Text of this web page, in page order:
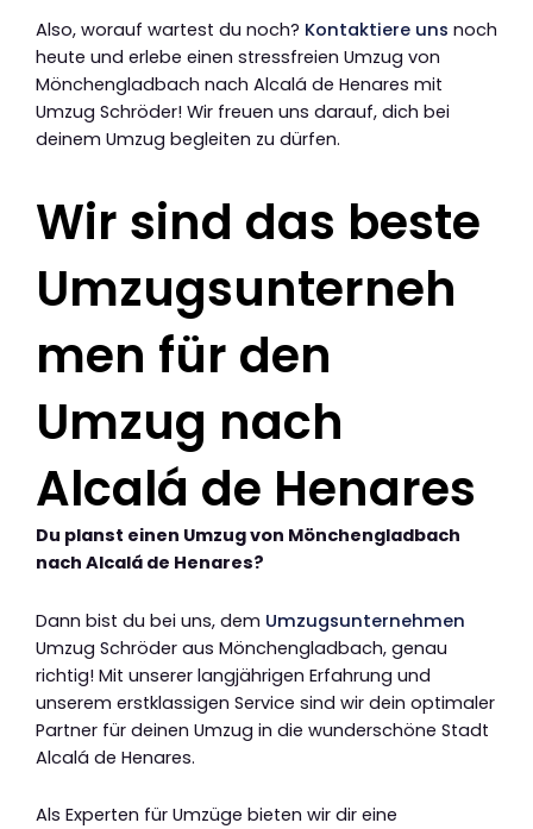
Also, worauf wartest du noch? Kontaktiere uns noch
heute und erlebe einen stressfreien Umzug von
Mönchengladbach nach Alcalá de Henares mit
Umzug Schröder! Wir freuen uns darauf, dich bei
deinem Umzug begleiten zu dürfen.
Wir sind das beste
Umzugsunterneh
men für den
Umzug nach
Alcalá de Henares
Du planst einen Umzug von Mönchengladbach
nach Alcalá de Henares?
Dann bist du bei uns, dem Umzugsunternehmen
Umzug Schröder aus Mönchengladbach, genau
richtig! Mit unserer langjährigen Erfahrung und
unserem erstklassigen Service sind wir dein optimaler
Partner für deinen Umzug in die wunderschöne Stadt
Alcalá de Henares.
Als Experten für Umzüge bieten wir dir eine